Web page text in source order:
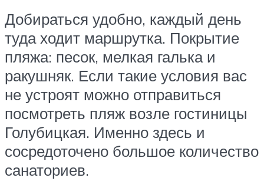
Добираться удобно, каждый день
туда ходит маршрутка. Покрытие
пляжа: песок, мелкая галька и
ракушняк. Если такие условия вас
не устроят можно отправиться
посмотреть пляж возле гостиницы
Голубицкая. Именно здесь и
сосредоточено большое количество
санаториев.